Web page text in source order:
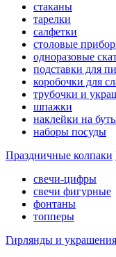
стаканы
тарелки
салфетки
столовые
одноразовые
подставки для
коробочки для
трубочки и
шпажки
наклейки на
наборы посуды
Праздничные колпаки
свечи-цифры
свечи фигурные
фонтаны
топперы
Гирлянды и украшения